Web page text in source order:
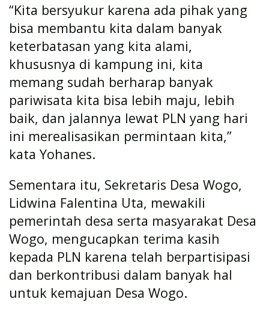
“Kita bersyukur karena ada pihak yang
bisa membantu kita dalam banyak
keterbatasan yang kita alami,
khususnya di kampung ini, kita
memang sudah berharap banyak
pariwisata kita bisa lebih maju, lebih
baik, dan jalannya lewat PLN yang hari
ini merealisasikan permintaan kita,”
kata Yohanes.
Sementara itu, Sekretaris Desa Wogo,
Lidwina Falentina Uta, mewakili
pemerintah desa serta masyarakat Desa
Wogo, mengucapkan terima kasih
kepada PLN karena telah berpartisipasi
dan berkontribusi dalam banyak hal
untuk kemajuan Desa Wogo.